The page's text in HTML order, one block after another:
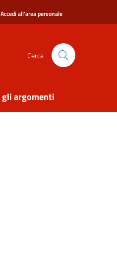
Accedi all'area personale
Cerca
argomenti